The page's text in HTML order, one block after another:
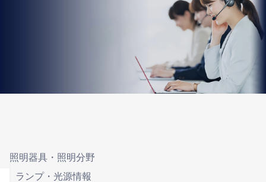
照明器具・照明分野
ランプ・光源情報